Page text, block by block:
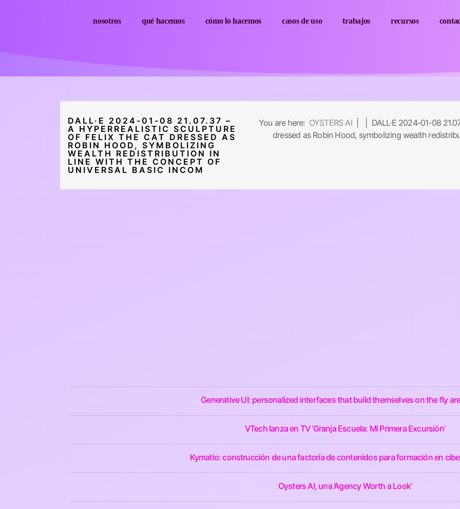
nosotros qué hacemos cómo lo hacemos casos de uso trabajos recursos
DALL·E 2024-01-08 21.07.37 –
A HYPERREALISTIC SCULPTURE
OF FELIX THE CAT DRESSED AS
ROBIN HOOD, SYMBOLIZING
WEALTH REDISTRIBUTION IN
LINE WITH THE CONCEPT OF
UNIVERSAL BASIC INCOM
You are here: OYSTERS AI| | DALL·E 2024-01-08
dressed as Robin Hood, symbolizing wealth
Generative UI: personalized interfaces that build themselves on the fly
VTech lanza en TV ‘Granja Escuela: Mi Primera Excursión’
Kymatio: construcción de una factoría de contenidos para formación en
Oysters AI, una ‘Agency Worth a Look’